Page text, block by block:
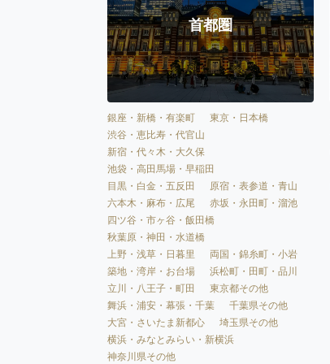
首都圏
銀座・新橋・有楽町
東京・日本橋
渋谷・恵比寿・代官山
新宿・代々木・大久保
池袋・高田馬場・早稲田
目黒・白金・五反田
原宿・表参道・青山
六本木・麻布・広尾
赤坂・永田町・溜池
四ツ谷・市ヶ谷・飯田橋
秋葉原・神田・水道橋
上野・浅草・日暮里
両国・錦糸町・小岩
築地・湾岸・お台場
浜松町・田町・品川
立川・八王子・町田
東京都その他
舞浜・浦安・幕張・千葉
千葉県その他
大宮・さいたま新都心
埼玉県その他
横浜・みなとみらい・新横浜
神奈川県その他